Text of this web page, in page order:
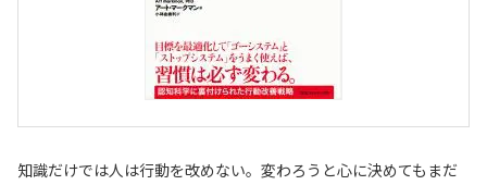
知識だけでは人は行動を改めない。変わろうと心に決めてもまだ